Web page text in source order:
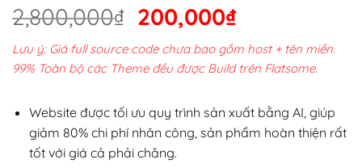
2,800,000₫ Giá
gốc
là:
2,800,000₫.
200,000₫Giá
hiện
tại
200,000₫.
Lưu ý: Giá full source code chưa bao gồm host + tên miền.
99% Toàn bộ các Theme đều được Build trên Flatsome.
Website được tối ưu quy trình sản xuất bằng AI, giúp
giảm 80% chi phí nhân công, sản phẩm hoàn thiện rất
tốt với giá cả phải chăng.